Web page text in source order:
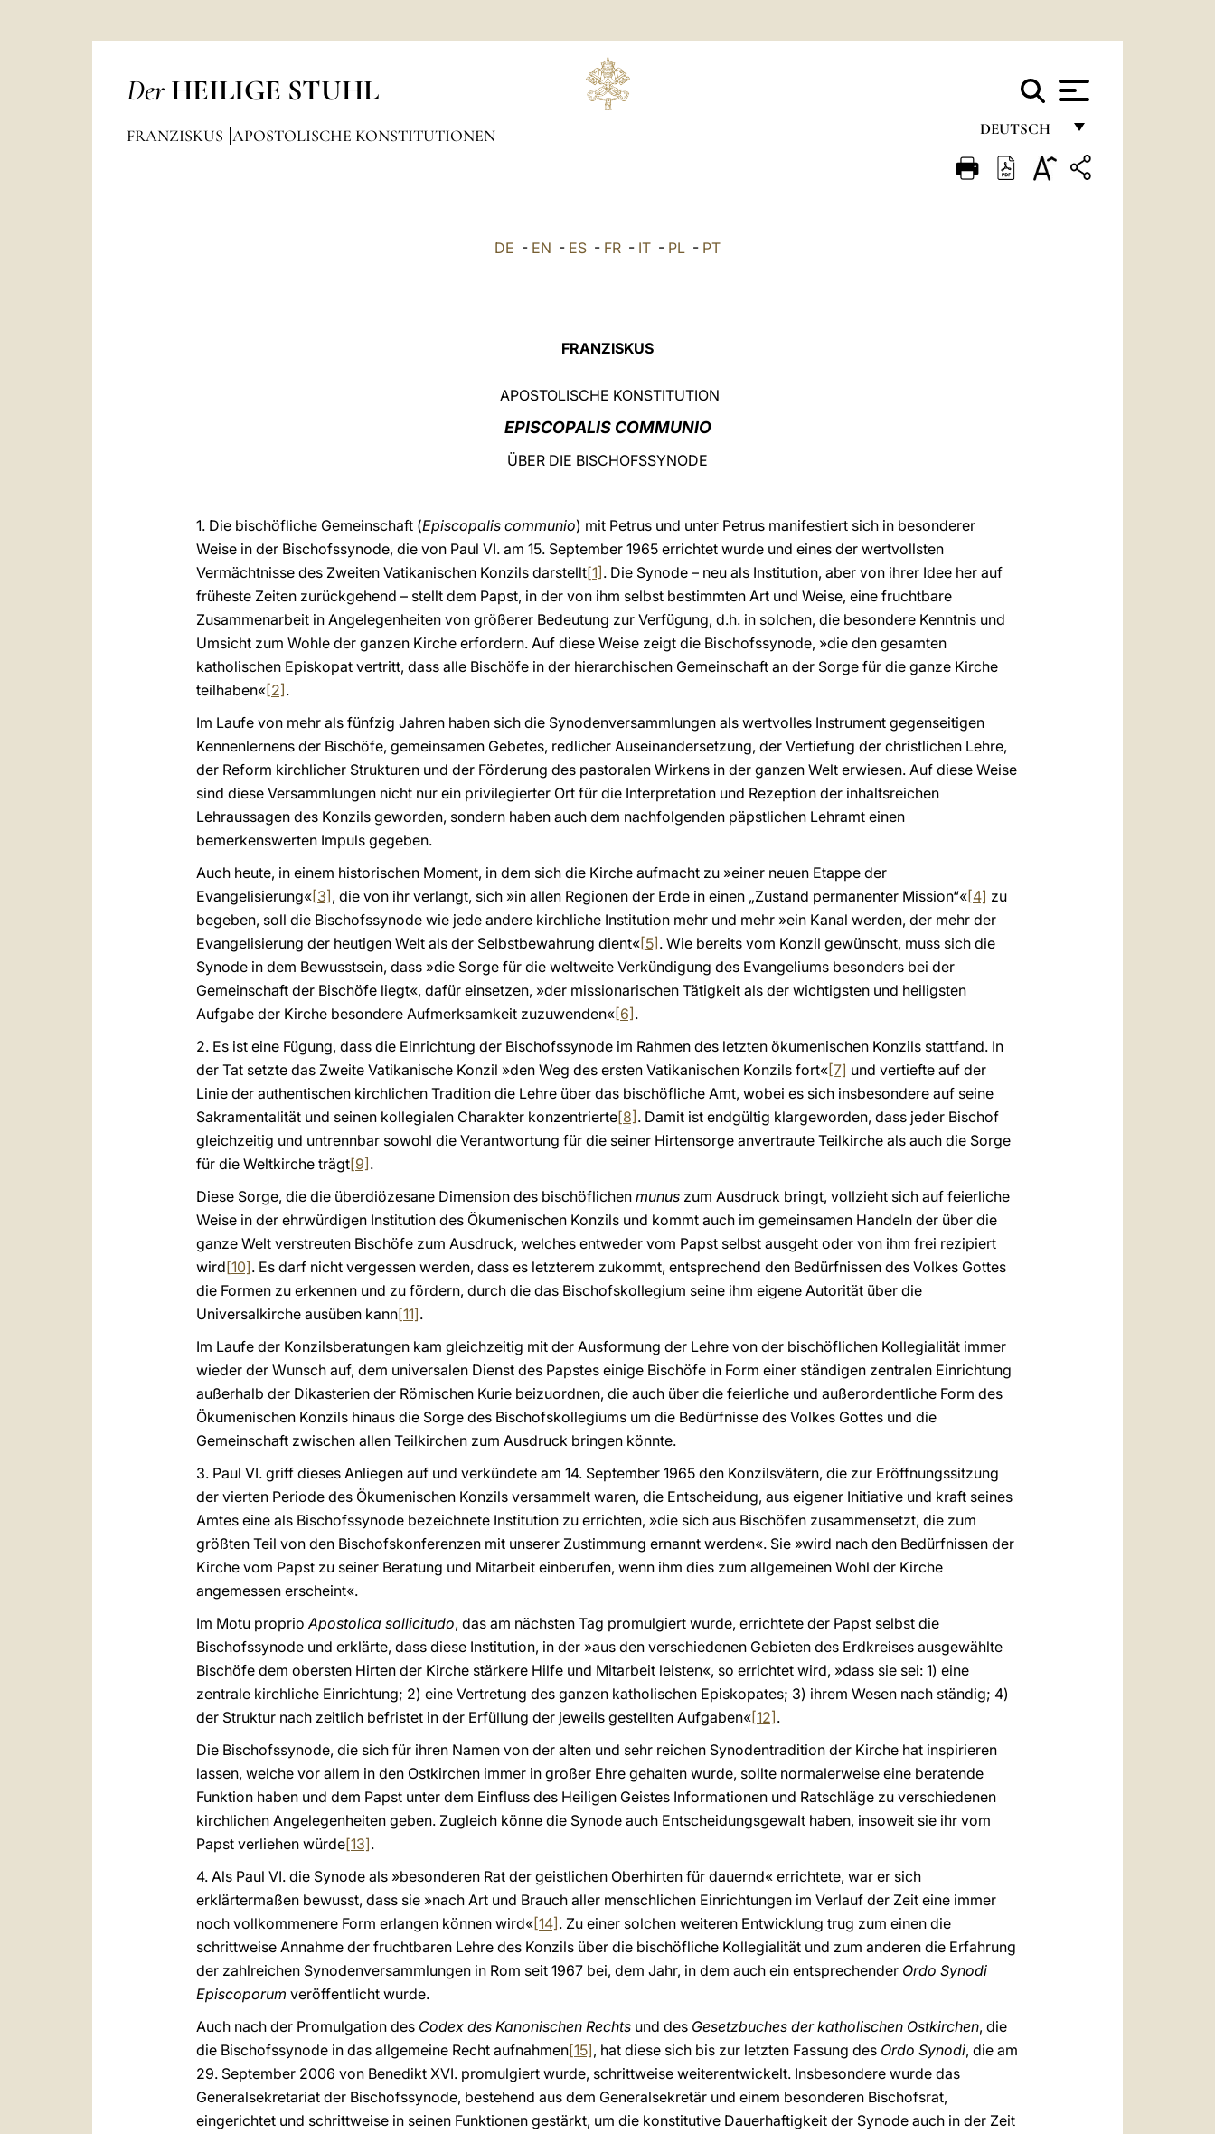
Der HEILIGE STUHL
DEUTSCH
FRANÇAIS
FRANZISKUS APOSTOLISCHE KONSTITUTIONEN
DE - EN - ES - FR - IT - PL - PT
FRANZISKUS
APOSTOLISCHE KONSTITUTION
EPISCOPALIS COMMUNIO
ÜBER DIE BISCHOFSSYNODE
1. Die bischöfliche Gemeinschaft (Episcopalis communio) mit Petrus und unter Petrus manifestiert sich in besonderer
Weise in der Bischofssynode, die von Paul VI. am 15. September 1965 errichtet wurde und eines der wertvollsten
Vermächtnisse des Zweiten Vatikanischen Konzils darstellt[1] . Die Synode – neu als Institution, aber von ihrer Idee her auf
früheste Zeiten zurückgehend – stellt dem Papst, in der von ihm selbst bestimmten Art und Weise, eine fruchtbare
Zusammenarbeit in Angelegenheiten von größerer Bedeutung zur Verfügung, d.h. in solchen, die besondere Kenntnis und
Umsicht zum Wohle der ganzen Kirche erfordern. Auf diese Weise zeigt die Bischofssynode, »die den gesamten
katholischen Episkopat vertritt, dass alle Bischöfe in der hierarchischen Gemeinschaft an der Sorge für die ganze Kirche
teilhaben«[2] .
Im Laufe von mehr als fünfzig Jahren haben sich die Synodenversammlungen als wertvolles Instrument gegenseitigen
Kennenlernens der Bischöfe, gemeinsamen Gebetes, redlicher Auseinandersetzung, der Vertiefung der christlichen Lehre,
der Reform kirchlicher Strukturen und der Förderung des pastoralen Wirkens in der ganzen Welt erwiesen. Auf diese Weise
sind diese Versammlungen nicht nur ein privilegierter Ort für die Interpretation und Rezeption der inhaltsreichen
Lehraussagen des Konzils geworden, sondern haben auch dem nachfolgenden päpstlichen Lehramt einen
bemerkenswerten Impuls gegeben.
Auch heute, in einem historischen Moment, in dem sich die Kirche aufmacht zu »einer neuen Etappe der
Evangelisierung«[3] , die von ihr verlangt, sich »in allen Regionen der Erde in einen „Zustand permanenter Mission“«[4] zu
begeben, soll die Bischofssynode wie jede andere kirchliche Institution mehr und mehr »ein Kanal werden, der mehr der
Evangelisierung der heutigen Welt als der Selbstbewahrung dient«[5] . Wie bereits vom Konzil gewünscht, muss sich die
Synode in dem Bewusstsein, dass »die Sorge für die weltweite Verkündigung des Evangeliums besonders bei der
Gemeinschaft der Bischöfe liegt«, dafür einsetzen, »der missionarischen Tätigkeit als der wichtigsten und heiligsten
Aufgabe der Kirche besondere Aufmerksamkeit zuzuwenden«[6] .
2. Es ist eine Fügung, dass die Einrichtung der Bischofssynode im Rahmen des letzten ökumenischen Konzils stattfand. In
der Tat setzte das Zweite Vatikanische Konzil »den Weg des ersten Vatikanischen Konzils fort«[7] und vertiefte auf der
Linie der authentischen kirchlichen Tradition die Lehre über das bischöfliche Amt, wobei es sich insbesondere auf seine
Sakramentalität und seinen kollegialen Charakter konzentrierte[8] . Damit ist endgültig klargeworden, dass jeder Bischof
gleichzeitig und untrennbar sowohl die Verantwortung für die seiner Hirtensorge anvertraute Teilkirche als auch die Sorge
für die Weltkirche trägt[9] .
Diese Sorge, die die überdiözesane Dimension des bischöflichen munus zum Ausdruck bringt, vollzieht sich auf feierliche
Weise in der ehrwürdigen Institution des Ökumenischen Konzils und kommt auch im gemeinsamen Handeln der über die
ganze Welt verstreuten Bischöfe zum Ausdruck, welches entweder vom Papst selbst ausgeht oder von ihm frei rezipiert
wird[10]. Es darf nicht vergessen werden, dass es letzterem zukommt, entsprechend den Bedürfnissen des Volkes Gottes
die Formen zu erkennen und zu fördern, durch die das Bischofskollegium seine ihm eigene Autorität über die
Universalkirche ausüben kann[11].
Im Laufe der Konzilsberatungen kam gleichzeitig mit der Ausformung der Lehre von der bischöflichen Kollegialität immer
wieder der Wunsch auf, dem universalen Dienst des Papstes einige Bischöfe in Form einer ständigen zentralen Einrichtung
außerhalb der Dikasterien der Römischen Kurie beizuordnen, die auch über die feierliche und außerordentliche Form des
Ökumenischen Konzils hinaus die Sorge des Bischofskollegiums um die Bedürfnisse des Volkes Gottes und die
Gemeinschaft zwischen allen Teilkirchen zum Ausdruck bringen könnte.
3. Paul VI. griff dieses Anliegen auf und verkündete am 14. September 1965 den Konzilsvätern, die zur Eröffnungssitzung
der vierten Periode des Ökumenischen Konzils versammelt waren, die Entscheidung, aus eigener Initiative und kraft seines
Amtes eine als Bischofssynode bezeichnete Institution zu errichten, »die sich aus Bischöfen zusammensetzt, die zum
größten Teil von den Bischofskonferenzen mit unserer Zustimmung ernannt werden«. Sie »wird nach den Bedürfnissen der
Kirche vom Papst zu seiner Beratung und Mitarbeit einberufen, wenn ihm dies zum allgemeinen Wohl der Kirche
angemessen erscheint«.
Im Motu proprioApostolica sollicitudo, das am nächsten Tag promulgiert wurde, errichtete der Papst selbst die
Bischofssynode und erklärte, dass diese Institution, in der »aus den verschiedenen Gebieten des Erdkreises ausgewählte
Bischöfe dem obersten Hirten der Kirche stärkere Hilfe und Mitarbeit leisten«, so errichtet wird, »dass sie sei: 1) eine
zentrale kirchliche Einrichtung; 2) eine Vertretung des ganzen katholischen Episkopates; 3) ihrem Wesen nach ständig; 4)
der Struktur nach zeitlich befristet in der Erfüllung der jeweils gestellten Aufgaben«[12] .
Die Bischofssynode, die sich für ihren Namen von der alten und sehr reichen Synodentradition der Kirche hat inspirieren
lassen, welche vor allem in den Ostkirchen immer in großer Ehre gehalten wurde, sollte normalerweise eine beratende
Funktion haben und dem Papst unter dem Einfluss des Heiligen Geistes Informationen und Ratschläge zu verschiedenen
kirchlichen Angelegenheiten geben. Zugleich könne die Synode auch Entscheidungsgewalt haben, insoweit sie ihr vom
Papst verliehen würde[13].
4. Als Paul VI. die Synode als »besonderen Rat der geistlichen Oberhirten für dauernd« errichtete, war er sich
erklärtermaßen bewusst, dass sie »nach Art und Brauch aller menschlichen Einrichtungen im Verlauf der Zeit eine immer
noch vollkommenere Form erlangen können wird«[14] . Zu einer solchen weiteren Entwicklung trug zum einen die
schrittweise Annahme der fruchtbaren Lehre des Konzils über die bischöfliche Kollegialität und zum anderen die Erfahrung
der zahlreichen Synodenversammlungen in Rom seit 1967 bei, dem Jahr, in dem auch ein entsprechender Ordo Synodi
Episcoporum veröffentlicht wurde.
Auch nach der Promulgation des Codex des Kanonischen Rechts und des Gesetzbuches der katholischen Ostkirchen, die
die Bischofssynode in das allgemeine Recht aufnahmen[15], hat diese sich bis zur letzten Fassung des Ordo Synodi, die am
29. September 2006 von Benedikt XVI. promulgiert wurde, schrittweise weiterentwickelt. Insbesondere wurde das
Generalsekretariat der Bischofssynode, bestehend aus dem Generalsekretär und einem besonderen Bischofsrat,
eingerichtet und schrittweise in seinen Funktionen gestärkt, um die konstitutive Dauerhaftigkeit der Synode auch in der Zeit